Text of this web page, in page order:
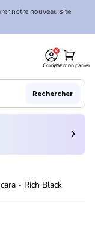
notre nouveau site
CompteVoir mon panier
shopping_cart
Rechercher
chevron_right
- Rich Black